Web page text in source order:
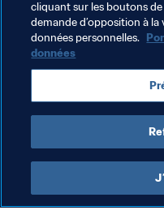
Solomon Islands
New Caledonia
AFC
cliquant sur les boutons
demande d’opposition à
données personnelles.
données